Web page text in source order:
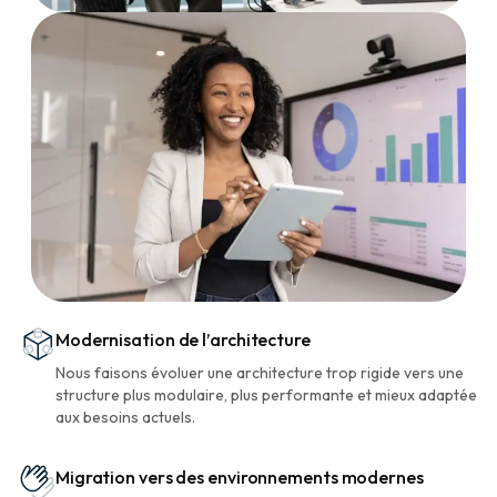
Modernisation de l’architecture
Nous faisons évoluer une architecture trop rigide vers une
structure plus modulaire, plus performante et mieux adaptée
aux besoins actuels.
Migration vers des environnements modernes